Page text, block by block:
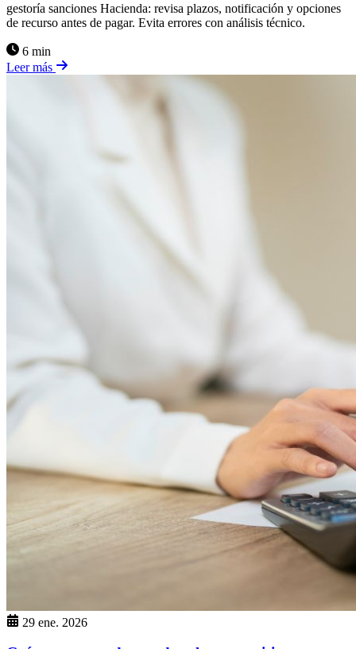
gestoría sanciones Hacienda: revisa plazos, notificación y opciones
de recurso antes de pagar. Evita errores con análisis técnico.
6 min
Leer más
29 ene. 2026